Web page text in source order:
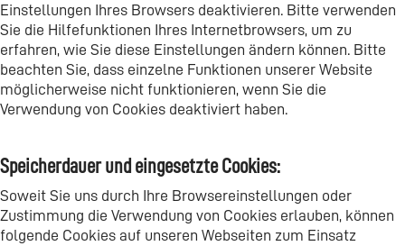
Einstellungen Ihres Browsers deaktivieren. Bitte verwenden
Sie die Hilfefunktionen Ihres Internetbrowsers, um zu
erfahren, wie Sie diese Einstellungen ändern können. Bitte
beachten Sie, dass einzelne Funktionen unserer Website
möglicherweise nicht funktionieren, wenn Sie die
Verwendung von Cookies deaktiviert haben.
Speicherdauer und eingesetzte Cookies:
Soweit Sie uns durch Ihre Browsereinstellungen oder
Zustimmung die Verwendung von Cookies erlauben, können
folgende Cookies auf unseren Webseiten zum Einsatz